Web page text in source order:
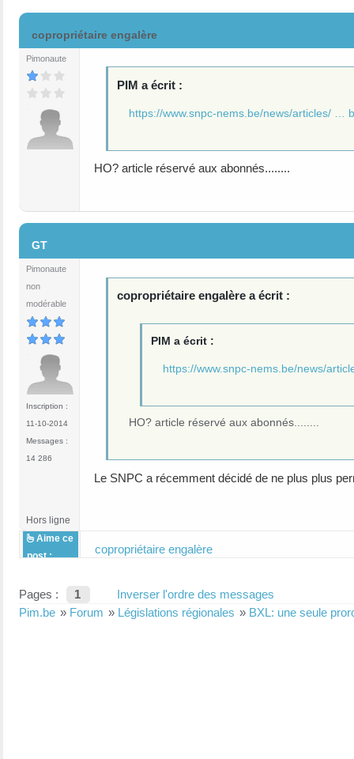
copropriétaire engalère
Pimonaute
PIM a écrit :
https://www.snpc-nems.be/news/articles/ …
HO? article réservé aux abonnés........
GT
Pimonaute
non
modérable
Inscription :
11-10-2014
Messages :
14 286
copropriétaire engalère a écrit :
PIM a écrit :
https://www.snpc-nems.be/news/
HO? article réservé aux abonnés........
Le SNPC a récemment décidé de ne plus plus
Hors ligne
Aime ce
post :
copropriétaire engalère
Pages : 1
Inverser l'ordre des messages
Pim.be » Forum » Législations régionales » BXL: une seule